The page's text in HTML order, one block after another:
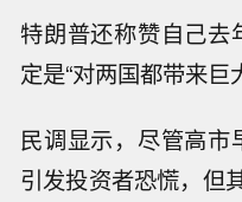
特朗普还称赞自己去
定是“对两国都带来巨
民调显示，尽管高
引发投资者恐慌，但